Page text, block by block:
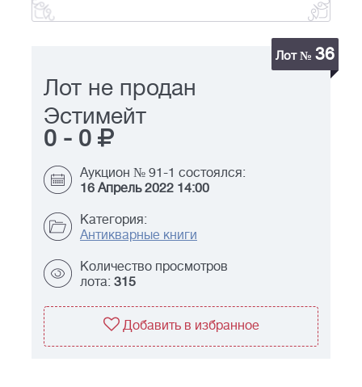
Лот № 36
Лот не продан
Эстимейт
0 - 0
Аукцион № 91-1 состоялся:
16 Апрель 2022 14:00
Категория:
Антикварные книги
Количество просмотров
лота: 315
Добавить в избранное